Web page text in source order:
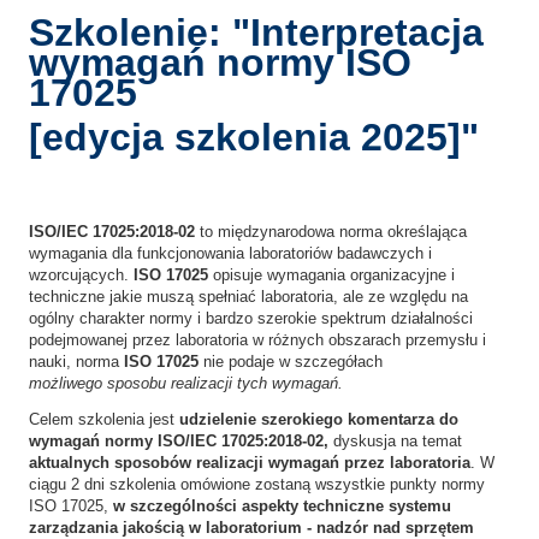
Szkolenie: "Interpretacja
wymagań normy ISO
17025
[edycja szkolenia 2025]"
ISO/IEC 17025:2018-02 to międzynarodowa norma określająca
wymagania dla funkcjonowania laboratoriów badawczych i
wzorcujących. ISO 17025 opisuje wymagania organizacyjne i
techniczne jakie muszą spełniać laboratoria, ale ze względu na
ogólny charakter normy i bardzo szerokie spektrum działalności
podejmowanej przez laboratoria w różnych obszarach przemysłu i
nauki, norma ISO 17025 nie podaje w szczegółach
możliwego sposobu realizacji tych wymagań.
Celem szkolenia jest udzielenie szerokiego komentarza do
wymagań normy ISO/IEC 17025:2018-02, dyskusja na temat
aktualnych sposobów realizacji wymagań przez laboratoria. W
ciągu 2 dni szkolenia omówione zostaną wszystkie punkty normy
ISO 17025, w szczególności aspekty techniczne systemu
zarządzania jakością w laboratorium - nadzór nad sprzętem